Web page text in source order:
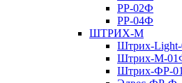
РР-02Ф
РР-04Ф
ШТРИХ-М
Штрих-
Штрих-М-
Штрих-ФР-